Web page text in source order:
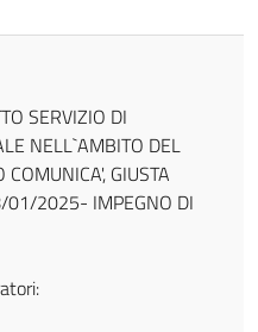
SERVIZIO DI
NELL`AMBITO DEL
GIUSTA
01/2025- IMPEGNO DI